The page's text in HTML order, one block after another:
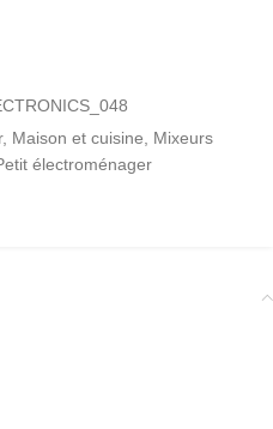
, Maison et cuisine, Mixeurs
électroménager